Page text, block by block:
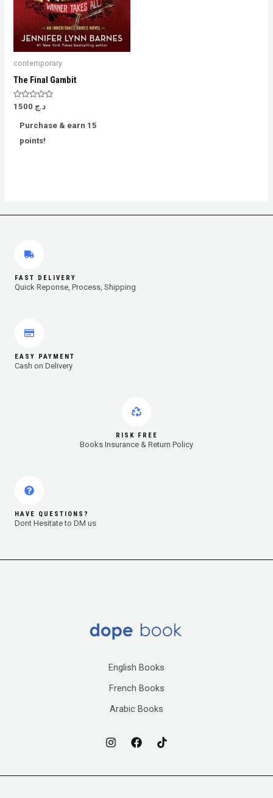
contemporary
The Final Gambit
Rated
of
د.ج
Purchase & earn 15
points!
FAST DELIVERY
Quick Reponse, Process, Shipping
EASY PAYMENT
Cash on Delivery
RISK FREE
Books Insurance & Return Policy
HAVE QUESTIONS?
Dont Hesitate to DM us
English Books
French Books
Arabic Books